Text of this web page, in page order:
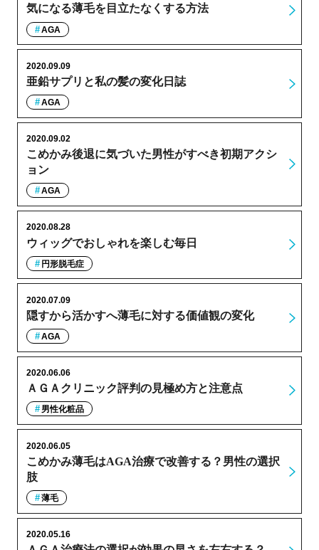
気になる薄毛を目立たなくする方法
AGA
亜鉛サプリと私の髪の変化日誌
2020.09.09
AGA
こめかみ後退に気づいた男性がすべき初期アクシ
ョン
2020.09.02
AGA
ウィッグでおしゃれを楽しむ毎日
2020.08.28
円形脱毛症
隠すから活かすへ薄毛に対する価値観の変化
2020.07.09
AGA
ＡＧＡクリニック評判の見極め方と注意点
2020.06.06
男性化粧品
こめかみ薄毛はAGA治療で改善する？男性の選択
肢
2020.06.05
薄毛
2020.05.16